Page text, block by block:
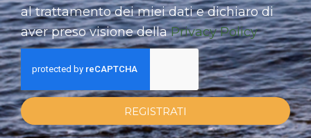
al trattamento dei miei dati e dichiaro di
aver preso visione dellaPrivacy Policy
REGISTRATI